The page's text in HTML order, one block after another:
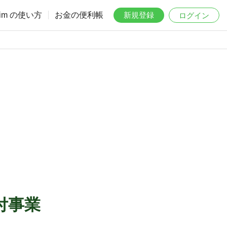
の使い方 お金の便利帳 新規登録 ログイン
事業